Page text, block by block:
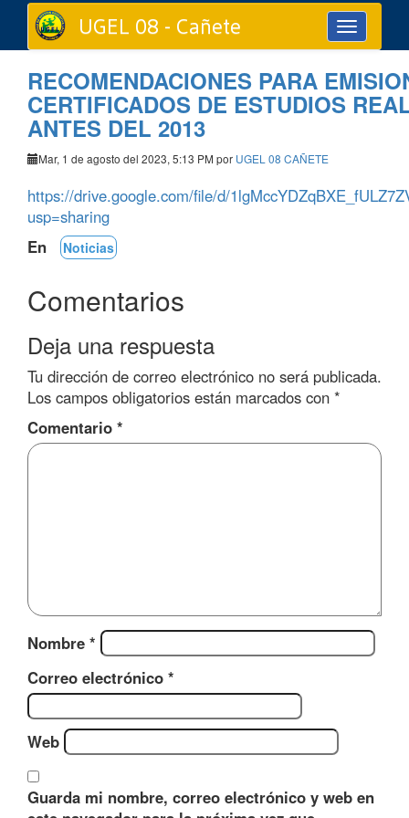
Toggle
navigation
UGEL 08 - Cañete
RECOMENDACIONES PARA
CERTIFICADOS DE ESTUDIOS
ANTES DEL 2013
Mar, 1 de agosto del 2023, 5:13 PM por UGEL 08 CAÑETE
https://drive.google.com/file/d/
usp=sharing
En
Noticias
Comentarios
Deja una respuesta
Tu dirección de correo electrónico no será publicada.
Los campos obligatorios están marcados con *
Comentario *
Nombre *
Correo electrónico *
Web
Guarda mi nombre, correo electrónico y web en